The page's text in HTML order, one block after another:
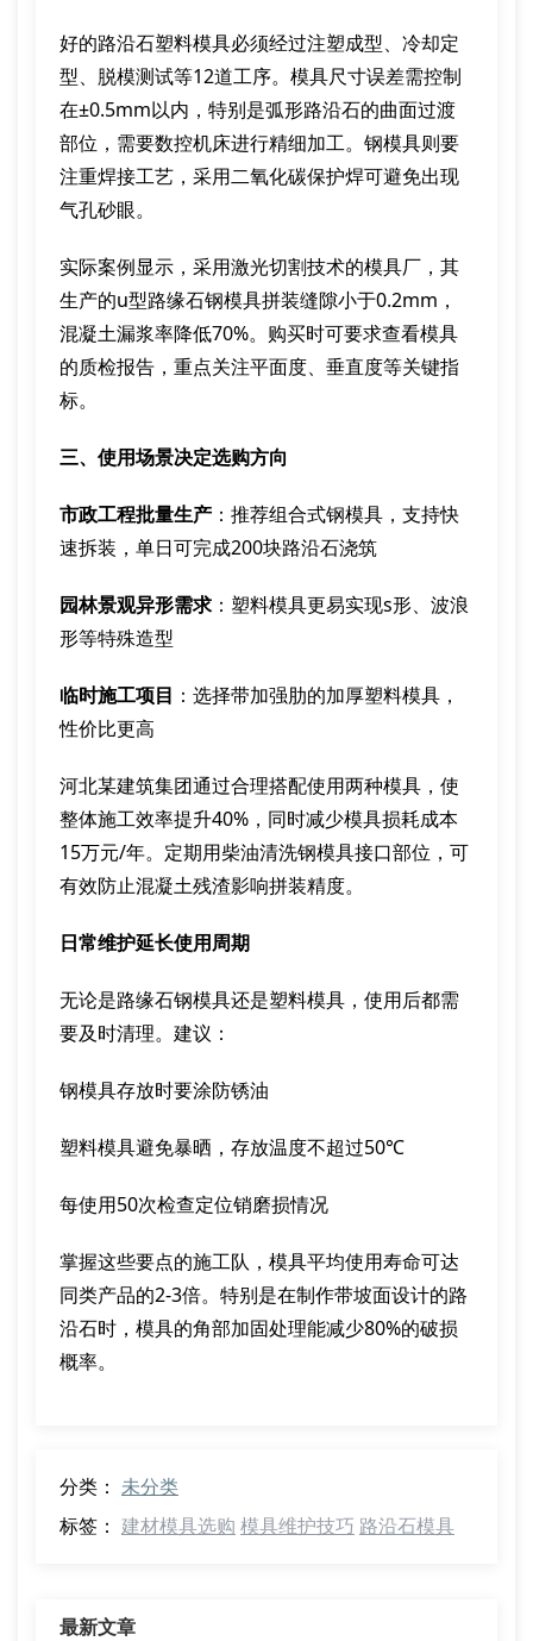
好的路沿石塑料模具必须经过注塑成型、冷却定
型、脱模测试等12道工序。模具尺寸误差需控制
在±0.5mm以内，特别是弧形路沿石的曲面过渡
部位，需要数控机床进行精细加工。钢模具则要
注重焊接工艺，采用二氧化碳保护焊可避免出现
气孔砂眼。
实际案例显示，采用激光切割技术的模具厂，其
生产的u型路缘石钢模具拼装缝隙小于0.2mm，
混凝土漏浆率降低70%。购买时可要求查看模具
的质检报告，重点关注平面度、垂直度等关键指
标。
三、使用场景决定选购方向
市政工程批量生产 ：推荐组合式钢模具，支持快
速拆装，单日可完成200块路沿石浇筑
园林景观异形需求：塑料模具更易实现s形、波浪
形等特殊造型
临时施工项目 ：选择带加强肋的加厚塑料模具，
性价比更高
河北某建筑集团通过合理搭配使用两种模具，使
整体施工效率提升40%，同时减少模具损耗成本
15万元/年。定期用柴油清洗钢模具接口部位，可
有效防止混凝土残渣影响拼装精度。
日常维护延长使用周期
无论是路缘石钢模具还是塑料模具，使用后都需
要及时清理。建议：
钢模具存放时要涂防锈油
塑料模具避免暴晒，存放温度不超过50℃
每使用50次检查定位销磨损情况
掌握这些要点的施工队，模具平均使用寿命可达
同类产品的2-3倍。特别是在制作带坡面设计的路
沿石时，模具的角部加固处理能减少80%的破损
概率。
分类： 未分类
标签： 建材模具选购 模具维护技巧 路沿石模具
最新文章